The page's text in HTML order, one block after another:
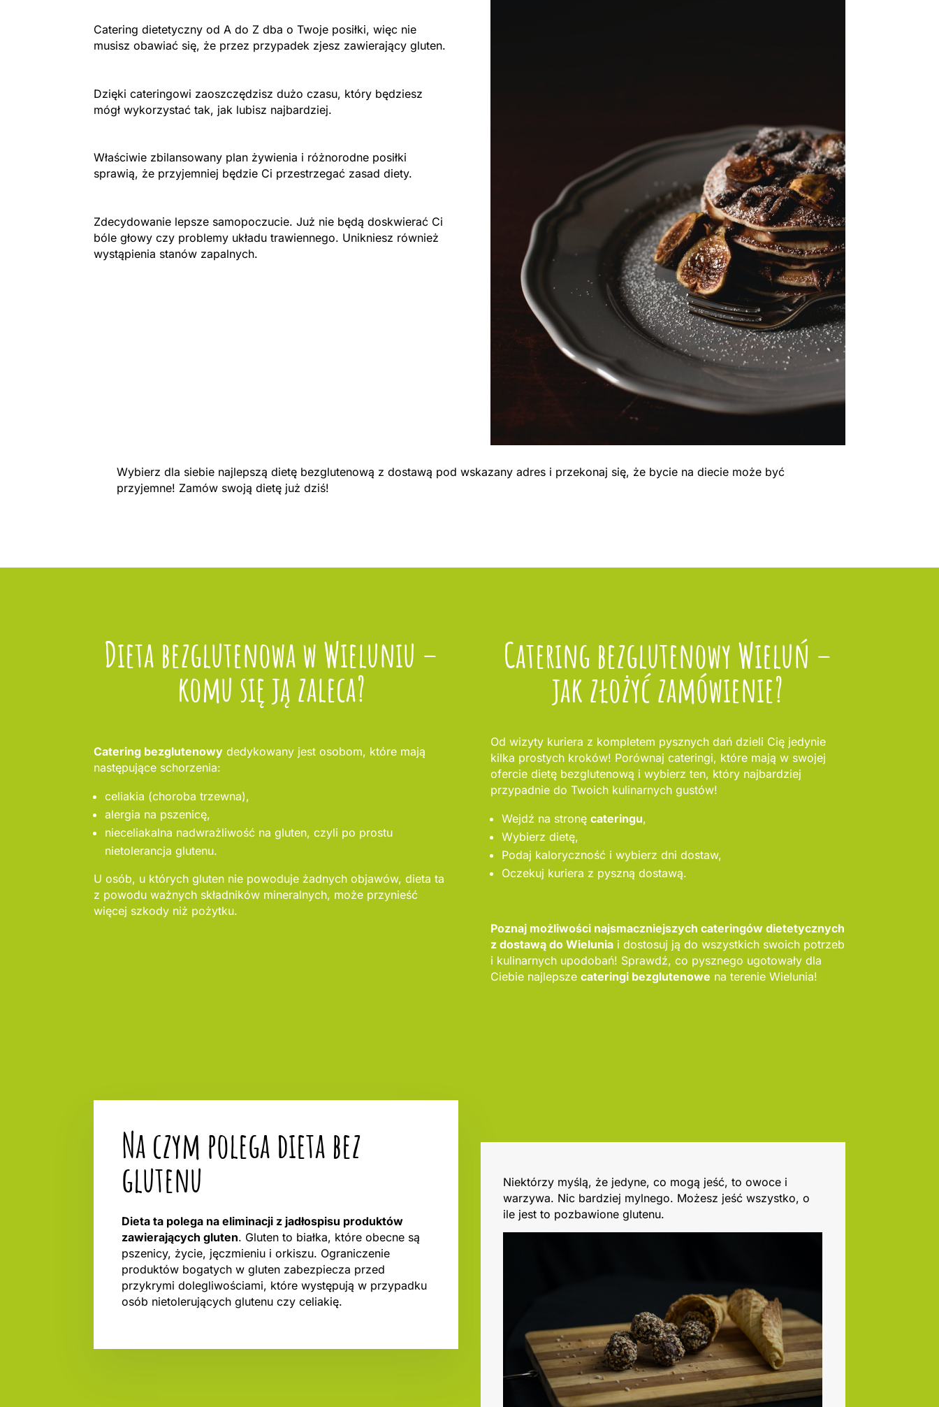
Catering dietetyczny od A do Z dba o Twoje posiłki, więc nie
musisz obawiać się, że przez przypadek zjesz zawierający gluten.
Dzięki cateringowi zaoszczędzisz dużo czasu, który będziesz
mógł wykorzystać tak, jak lubisz najbardziej.
Właściwie zbilansowany plan żywienia i różnorodne posiłki
sprawią, że przyjemniej będzie Ci przestrzegać zasad diety.
Zdecydowanie lepsze samopoczucie. Już nie będą doskwierać Ci
bóle głowy czy problemy układu trawiennego. Unikniesz również
wystąpienia stanów zapalnych.
Wybierz dla siebie najlepszą dietę bezglutenową z dostawą pod wskazany adres i przekonaj się, że bycie na diecie może być
przyjemne! Zamów swoją dietę już dziś!
Dieta bezglutenowa w Wieluniu –
komu się ją zaleca?
Catering bezglutenowy dedykowany jest osobom, które mają
następujące schorzenia:
celiakia (choroba trzewna),
alergia na pszenicę,
nieceliakalna nadwrażliwość na gluten, czyli po prostu
nietolerancja glutenu.
U osób, u których gluten nie powoduje żadnych objawów, dieta ta
z powodu ważnych składników mineralnych, może przynieść
więcej szkody niż pożytku.
Catering bezglutenowy Wieluń –
jak złożyć zamówienie?
Od wizyty kuriera z kompletem pysznych dań dzieli Cię jedynie
kilka prostych kroków! Porównaj cateringi, które mają w swojej
ofercie dietę bezglutenową i wybierz ten, który najbardziej
przypadnie do Twoich kulinarnych gustów!
Wejdź na stronę cateringu,
Wybierz dietę,
Podaj kaloryczność i wybierz dni dostaw,
Oczekuj kuriera z pyszną dostawą.
Poznaj możliwości najsmaczniejszych cateringów dietetycznych
z dostawą do Wieluniai dostosuj ją do wszystkich swoich potrzeb
i kulinarnych upodobań! Sprawdź, co pysznego ugotowały dla
Ciebie najlepsze cateringi bezglutenowe na terenie Wielunia!
Na czym polega dieta bez
glutenu
Dieta ta polega na eliminacji z jadłospisu produktów
zawierających gluten. Gluten to białka, które obecne są
pszenicy, życie, jęczmieniu i orkiszu. Ograniczenie
produktów bogatych w gluten zabezpiecza przed
przykrymi dolegliwościami, które występują w przypadku
osób nietolerujących glutenu czy celiakię.
Niektórzy myślą, że jedyne, co mogą jeść, to owoce i
warzywa. Nic bardziej mylnego. Możesz jeść wszystko, o
ile jest to pozbawione glutenu.